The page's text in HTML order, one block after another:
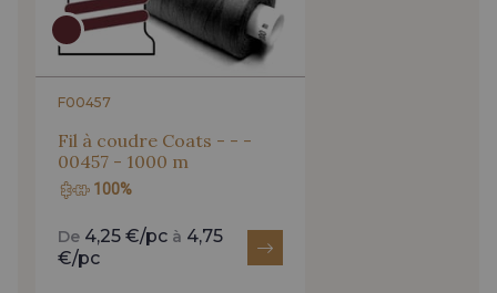
F00457
Fil à coudre Coats - - -
00457 - 1000 m
100%
De 4,25 €/pc à 4,75
€/pc